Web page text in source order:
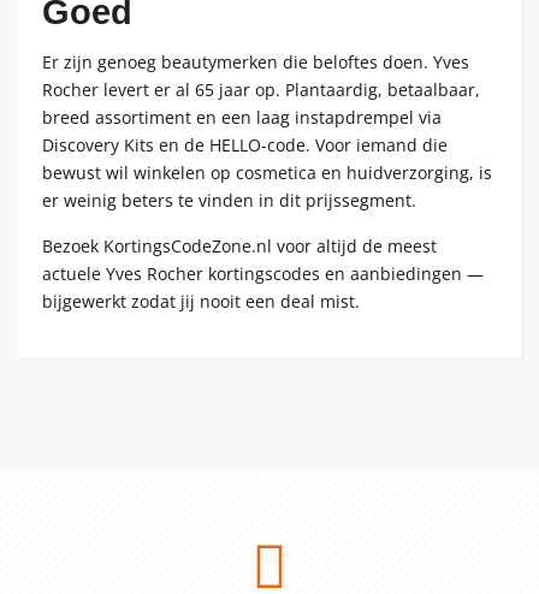
Goed
Er zijn genoeg beautymerken die beloftes doen. Yves
Rocher levert er al 65 jaar op. Plantaardig, betaalbaar,
breed assortiment en een laag instapdrempel via
Discovery Kits en de HELLO-code. Voor iemand die
bewust wil winkelen op cosmetica en huidverzorging, is
er weinig beters te vinden in dit prijssegment.
Bezoek KortingsCodeZone.nl voor altijd de meest
actuele Yves Rocher kortingscodes en aanbiedingen —
bijgewerkt zodat jij nooit een deal mist.